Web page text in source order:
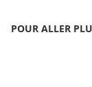
POUR ALLER